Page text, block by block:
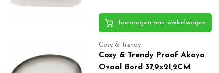
Toevoegen aan winkelwagen
Cosy & Trendy
Cosy & Trendy Proof Akoya
Ovaal Bord 37,9x21,2CM